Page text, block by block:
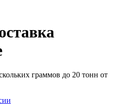
граммов до 20 тонн от